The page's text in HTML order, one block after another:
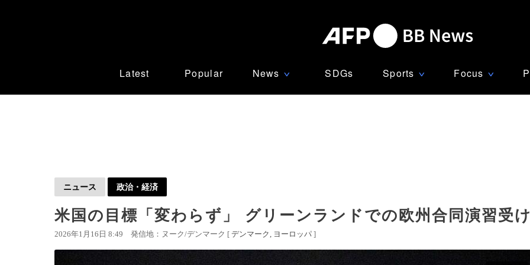
Latest Popular News ∨ SDGs Sports ∨ Focus ∨
ニュース 政治・経済
米国の目標「変わらず」 グリーンランドでの欧州合同演習受
2026年1月16日 8:49 発信地：ヌーク/デンマーク [ デンマーク ヨーロッパ ]